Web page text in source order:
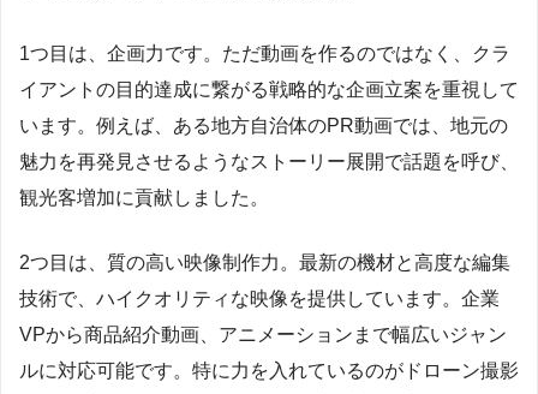
1つ目は、企画力です。ただ動画を作るのではなく、クラ
イアントの目的達成に繋がる戦略的な企画立案を重視して
います。例えば、ある地方自治体のPR動画では、地元の
魅力を再発見させるようなストーリー展開で話題を呼び、
観光客増加に貢献しました。
2つ目は、質の高い映像制作力。最新の機材と高度な編集
技術で、ハイクオリティな映像を提供しています。企業
VPから商品紹介動画、アニメーションまで幅広いジャン
ルに対応可能です。特に力を入れているのがドローン撮影